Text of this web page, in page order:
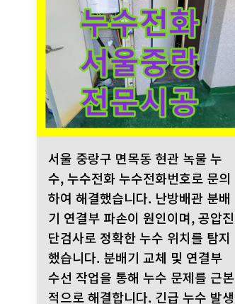
서울 중랑구 면목동 현관 녹물 누
수, 누수전화 누수전화번호로 문의
하여 해결했습니다. 난방배관 분배
기 연결부 파손이 원인이며, 공압진
단검사로 정확한 누수 위치를 탐지
했습니다. 분배기 교체 및 연결부
수선 작업을 통해 누수 문제를 근본
적으로 해결합니다. 긴급 누수 발생